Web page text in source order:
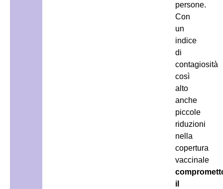
persone.
Con
un
indice
di
contagiosità
così
alto
anche
piccole
riduzioni
nella
copertura
vaccinale
il